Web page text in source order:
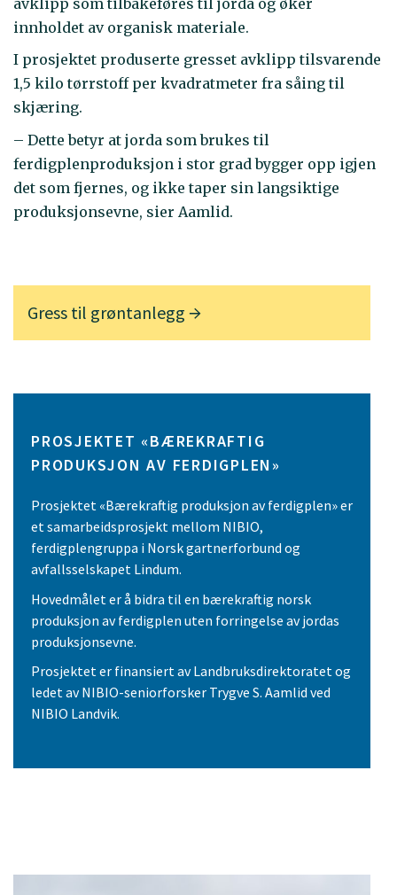
innholdet av organisk materiale.
I prosjektet produserte gresset avklipp tilsvarende
1,5 kilo tørrstoff per kvadratmeter fra såing til
skjæring.
– Dette betyr at jorda som brukes til
ferdigplenproduksjon i stor grad bygger opp igjen
det som fjernes, og ikke taper sin langsiktige
produksjonsevne, sier Aamlid.
Gress til grøntanlegg
PROSJEKTET «BÆREKRAFTIG
PRODUKSJON AV FERDIGPLEN»
Prosjektet «Bærekraftig produksjon av ferdigplen» er
et samarbeidsprosjekt mellom NIBIO,
ferdigplengruppa i Norsk gartnerforbund og
avfallsselskapet Lindum.
Hovedmålet er å bidra til en bærekraftig norsk
produksjon av ferdigplen uten forringelse av jordas
produksjonsevne.
Prosjektet er finansiert av Landbruksdirektoratet og
ledet av NIBIO-seniorforsker Trygve S. Aamlid ved
NIBIO Landvik.